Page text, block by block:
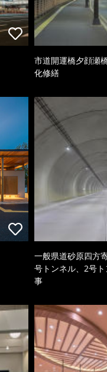
市道開運橋夕顔瀬
化修繕
一般県道砂原四方
号トンネル、2号
事